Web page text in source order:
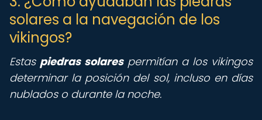
solares a la navegación de los
vikingos?
Estas piedras solarespermitían a los vikingos
determinar la posición del sol, incluso en días
nublados o durante la noche.